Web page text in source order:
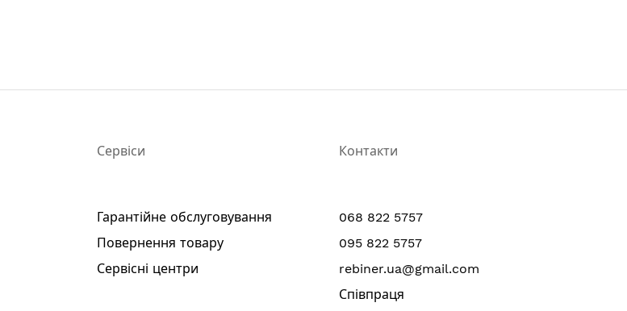
Сервіси
Гарантійне обслуговування
Повернення товару
Сервісні центри
Контакти
068 822 5757
095 822 5757
rebiner.ua@gmail.com
Співпраця